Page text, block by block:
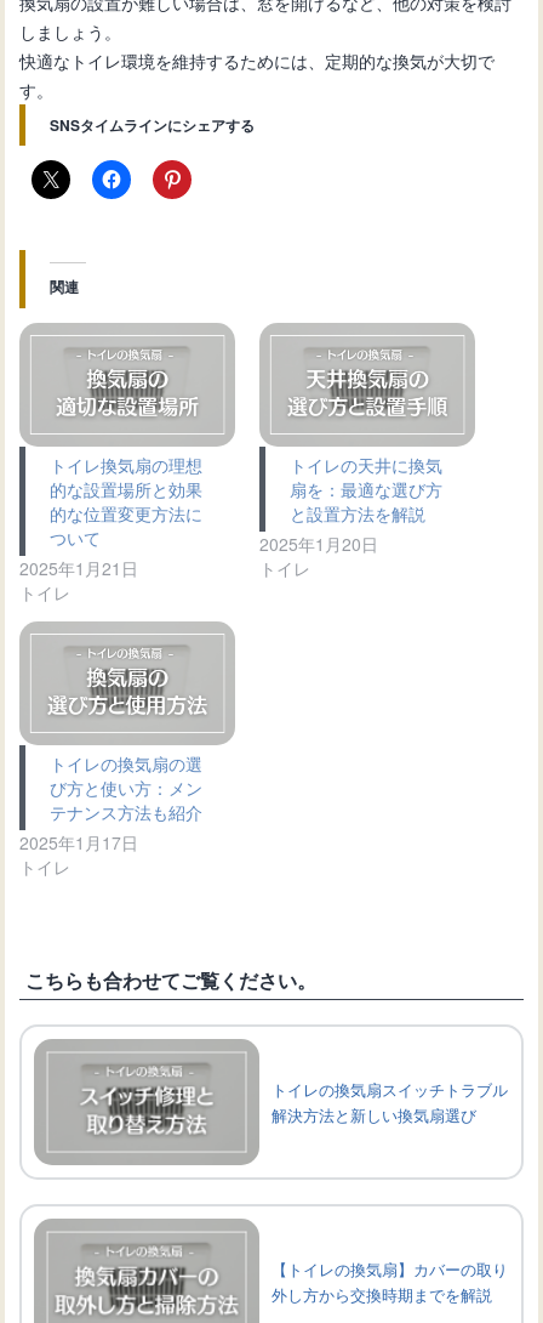
しましょう。
快適なトイレ環境を維持するためには、定期的な換気が大切で
す。
SNSタイムラインにシェアする
関連
トイレ換気扇の理想
的な設置場所と効果
的な位置変更方法に
ついて
2025年1月21日
トイレ
トイレの天井に換気
扇を：最適な選び方
と設置方法を解説
2025年1月20日
トイレ
トイレの換気扇の選
び方と使い方：メン
テナンス方法も紹介
2025年1月17日
トイレ
こちらも合わせてご覧ください。
トイレの換気扇スイッチトラブル
解決方法と新しい換気扇選び
【トイレの換気扇】カバーの取り
外し方から交換時期までを解説